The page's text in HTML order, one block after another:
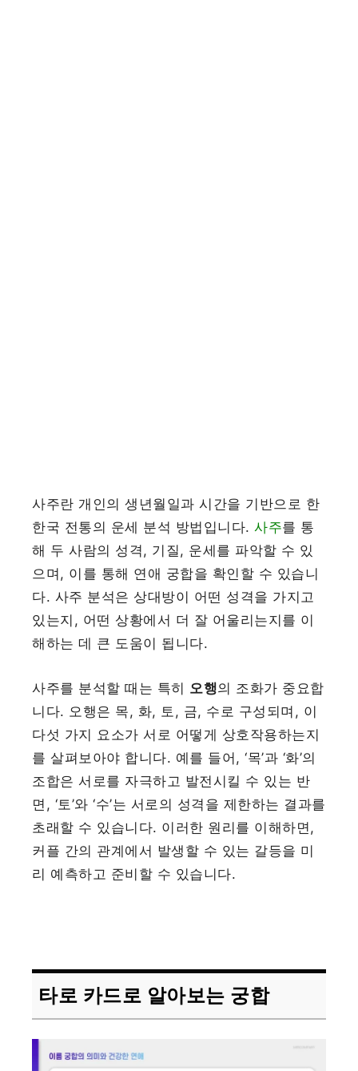
사주란 개인의 생년월일과 시간을 기반으로 한
한국 전통의 운세 분석 방법입니다.사주를 통
해 두 사람의 성격, 기질, 운세를 파악할 수 있
으며, 이를 통해 연애 궁합을 확인할 수 있습니
다. 사주 분석은 상대방이 어떤 성격을 가지고
있는지, 어떤 상황에서 더 잘 어울리는지를 이
해하는 데 큰 도움이 됩니다.
사주를 분석할 때는 특히 오행의 조화가 중요합
니다. 오행은 목, 화, 토, 금, 수로 구성되며, 이
다섯 가지 요소가 서로 어떻게 상호작용하는지
를 살펴보아야 합니다. 예를 들어, ‘목’과 ‘화’의
조합은 서로를 자극하고 발전시킬 수 있는 반
면, ‘토’와 ‘수’는 서로의 성격을 제한하는 결과를
초래할 수 있습니다. 이러한 원리를 이해하면,
커플 간의 관계에서 발생할 수 있는 갈등을 미
리 예측하고 준비할 수 있습니다.
타로 카드로 알아보는 궁합